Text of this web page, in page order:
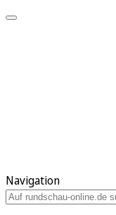
Navigation